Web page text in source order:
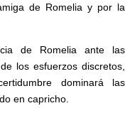
de Romelia y por la
de Romelia ante las
los esfuerzos discretos,
dominará las
en capricho.